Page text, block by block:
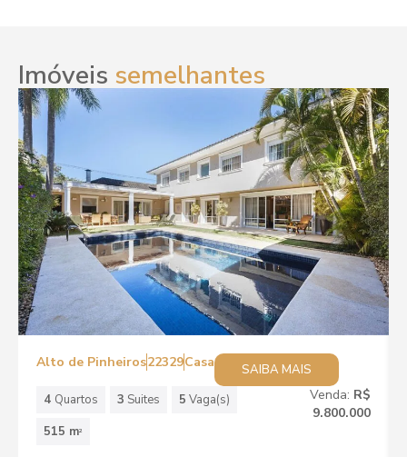
Imóveis semelhantes
Alto de Pinheiros22329Casa
SAIBA MAIS
4 Quartos 3 Suites 5 Vaga(s)
515 m2
Venda: R$
9.800.000